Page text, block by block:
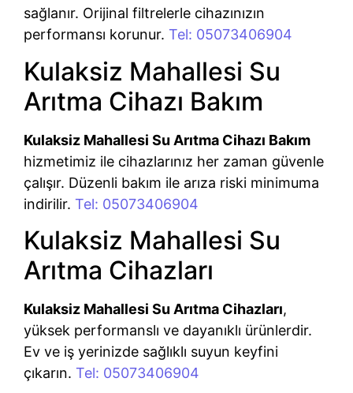
sağlanır. Orijinal filtrelerle cihazınızın
performansı korunur. Tel: 05073406904
Kulaksiz Mahallesi Su
Arıtma Cihazı Bakım
Kulaksiz Mahallesi Su Arıtma Cihazı Bakım
hizmetimiz ile cihazlarınız her zaman güvenle
çalışır. Düzenli bakım ile arıza riski minimuma
indirilir. Tel: 05073406904
Kulaksiz Mahallesi Su
Arıtma Cihazları
Kulaksiz Mahallesi Su Arıtma Cihazları,
yüksek performanslı ve dayanıklı ürünlerdir.
Ev ve iş yerinizde sağlıklı suyun keyfini
çıkarın. Tel: 05073406904